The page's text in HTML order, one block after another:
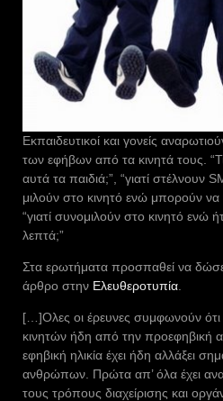
Εκπαιδευτικοί και γονείς
των εφήβων από τα κινητά τους.
αυτά τα παιδιά;”, “γιατί στέλνουν
μιλούν στο κινητό ενώ μπορούν
“γιατί συνομιλούν στο κινητό ενώ
λεπτά;”
Στα ερωτήματα προσπαθεί να
άρθρο στην Ελευθεροτυπία
[…]Ολες οι έρευνες συμφωνούν ότι
κινητών ήδη από την προεφηβική
εφηβική ηλικία έχει ήδη αλλάξει
ανθρώπων. Πρώτα απ’ όλα έχει
τους τρόπους διαχείρισης και